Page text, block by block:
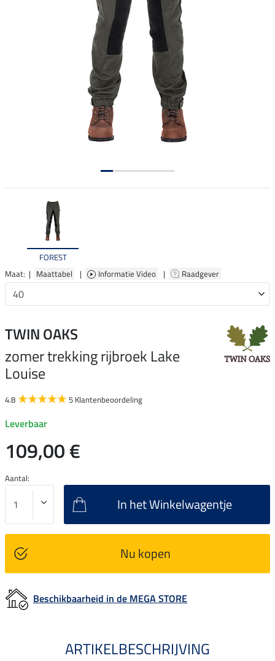
FOREST
Maat: | Maattabel | Informatie Video | Raadgever
TWIN OAKS
zomer trekking rijbroek Lake
Louise
4.8 5 Klantenbeoordeling
Leverbaar
109,00 €
Aantal:
In het Winkelwagentje
Nu kopen
Beschikbaarheid in de MEGA STORE
ARTIKELBESCHRIJVING